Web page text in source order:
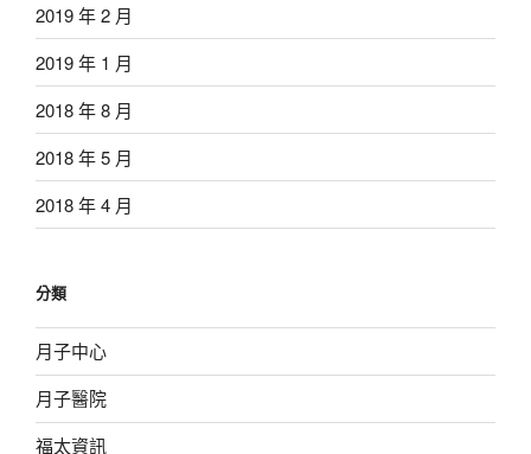
2019 年 2 月
2019 年 1 月
2018 年 8 月
2018 年 5 月
2018 年 4 月
分類
月子中心
月子醫院
福太資訊